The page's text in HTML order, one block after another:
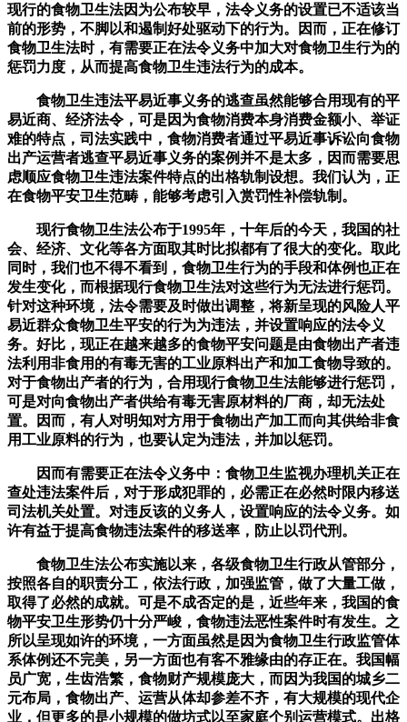
现行的食物卫生法因为公布较早，法令义务的设置已不适该当
前的形势，不脚以和遏制好处驱动下的行为。因而，正在修订
食物卫生法时，有需要正在法令义务中加大对食物卫生行为的
惩罚力度，从而提高食物卫生违法行为的成本。
食物卫生违法平易近事义务的逃查虽然能够合用现有的平
易近商、经济法令，可是因为食物消费本身消费金额小、举证
难的特点，司法实践中，食物消费者通过平易近事诉讼向食物
出产运营者逃查平易近事义务的案例并不是太多，因而需要思
虑顺应食物卫生违法案件特点的出格轨制设想。我们认为，正
在食物平安卫生范畴，能够考虑引入赏罚性补偿轨制。
现行食物卫生法公布于1995年，十年后的今天，我国的社
会、经济、文化等各方面取其时比拟都有了很大的变化。取此
同时，我们也不得不看到，食物卫生行为的手段和体例也正在
发生变化，而根据现行食物卫生法对这些行为无法进行惩罚。
针对这种环境，法令需要及时做出调整，将新呈现的风险人平
易近群众食物卫生平安的行为为违法，并设置响应的法令义
务。好比，现正在越来越多的食物平安问题是由食物出产者违
法利用非食用的有毒无害的工业原料出产和加工食物导致的。
对于食物出产者的行为，合用现行食物卫生法能够进行惩罚，
可是对向食物出产者供给有毒无害原材料的厂商，却无法处
置。因而，有人对明知对方用于食物出产加工而向其供给非食
用工业原料的行为，也要认定为违法，并加以惩罚。
因而有需要正在法令义务中：食物卫生监视办理机关正在
查处违法案件后，对于形成犯罪的，必需正在必然时限内移送
司法机关处置。对违反该的义务人，设置响应的法令义务。如
许有益于提高食物违法案件的移送率，防止以罚代刑。
食物卫生法公布实施以来，各级食物卫生行政从管部分，
按照各自的职责分工，依法行政，加强监管，做了大量工做，
取得了必然的成就。可是不成否定的是，近些年来，我国的食
物平安卫生形势仍十分严峻，食物违法恶性案件时有发生。之
所以呈现如许的环境，一方面虽然是因为食物卫生行政监管体
系体例还不完美，另一方面也有客不雅缘由的存正在。我国幅
员广宽，生齿浩繁，食物财产规模庞大，而因为我国的城乡二
元布局，食物出产、运营从体却参差不齐，有大规模的现代企
业，但更多的是小规模的做坊式以至家庭个别运营模式。出格